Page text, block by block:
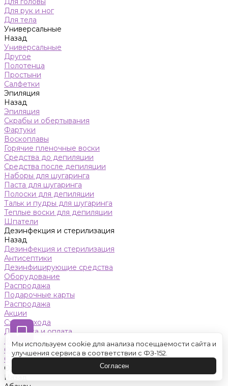
Для рук и ног
Для тела
Универсальные
Назад
Универсальные
Другое
Полотенца
Простыни
Салфетки
Эпиляция
Назад
Эпиляция
Скрабы и обертывания
Фартуки
Воскоплавы
Горячие пленочные воски
Средства до депиляции
Средства после депиляции
Наборы для шугаринга
Паста для шугаринга
Полоски для депиляции
Тальк и пудры для шугаринга
Теплые воски для депиляции
Шпатели
Дезинфекция и стерилизация
Назад
Дезинфекция и стерилизация
Антисептики
Дезинфицирующие средства
Оборудование
Распродажа
Подарочные карты
Распродажа
Акции
Схемы ухода
Доставка и оплата
Контакты
Обучение
Салон красоты
Оренбург
Назад
Мы используем cookie для анализа посещаемости сайта и
улучшения сервиса в соответствии с ФЗ-152.
Согласен